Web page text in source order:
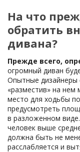
На что
обратить
дивана?
Прежде всего,
огромный диван
Опытные дизайнеры
«разместив» на
место для ходьбы
предусмотреть
в разложенном
человек выше
должна быть не
расслабляется и